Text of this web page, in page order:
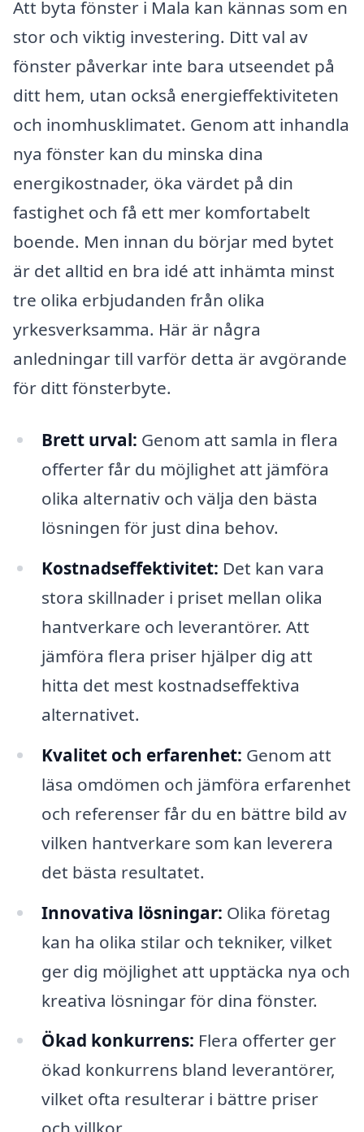
Att byta fönster i Mala kan kännas som en
stor och viktig investering. Ditt val av
fönster påverkar inte bara utseendet på
ditt hem, utan också energieffektiviteten
och inomhusklimatet. Genom att inhandla
nya fönster kan du minska dina
energikostnader, öka värdet på din
fastighet och få ett mer komfortabelt
boende. Men innan du börjar med bytet
är det alltid en bra idé att inhämta minst
tre olika erbjudanden från olika
yrkesverksamma. Här är några
anledningar till varför detta är avgörande
för ditt fönsterbyte.
Brett urval: Genom att samla in flera
offerter får du möjlighet att jämföra
olika alternativ och välja den bästa
lösningen för just dina behov.
Kostnadseffektivitet: Det kan vara
stora skillnader i priset mellan olika
hantverkare och leverantörer. Att
jämföra flera priser hjälper dig att
hitta det mest kostnadseffektiva
alternativet.
Kvalitet och erfarenhet: Genom att
läsa omdömen och jämföra erfarenhet
och referenser får du en bättre bild av
vilken hantverkare som kan leverera
det bästa resultatet.
Innovativa lösningar: Olika företag
kan ha olika stilar och tekniker, vilket
ger dig möjlighet att upptäcka nya och
kreativa lösningar för dina fönster.
Ökad konkurrens: Flera offerter ger
ökad konkurrens bland leverantörer,
vilket ofta resulterar i bättre priser